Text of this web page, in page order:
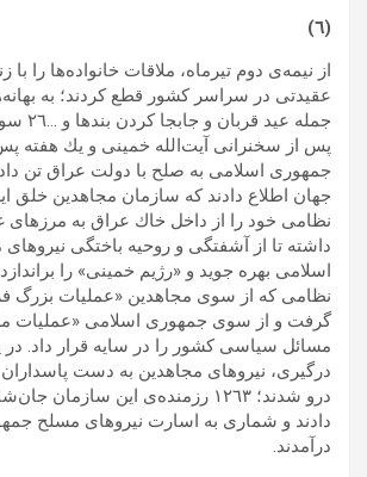
(٦)
از نيمه‌ى دوم تيرماه، ملاقات خانواده‌ها را با
عقيدتى در سراسر كشور قطع كردند؛ به
جمله
پس از سخنرانى‌ آيت‌الله خمينى و يك هفته
جمهورى اسلامى به صلح با دولت عراق تن
جهان اطلاع دادند كه سازمان مجاهدين خلق
نظامى خود را از داخل خاك عراق به
داشته تا از آشفتگى و روحيه‌ باختگى‌
اسلامى بهره جويد و «رژيم خمينى» را
نظامى كه از سوى مجاهدين «عمليات بزرگ
گرفت و از سوى جمهورى اسلامى «عمليات
مسائل سياسى كشور را در سايه‌ قرار داد. در
درگيرى، نيروهاى مجاهدين به دست
درو شدند؛ ١٢٦٣ رزمنده‌ى اين
دادند و شمارى به اسارت نيرو‌هاى مسلح
درآمدند.